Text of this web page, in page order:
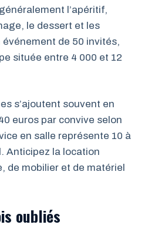
l’apéritif,
le dessert et les
de 50 invités,
située entre 4 000 et 12
s’ajoutent souvent en
euros par convive selon
en salle représente 10 à
Anticipez la location
de mobilier et de matériel
oubliés